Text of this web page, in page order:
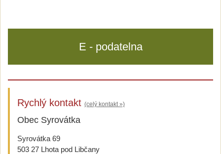
E - podatelna
Rychlý kontakt (celý kontakt »)
Obec Syrovátka
Syrovátka 69
503 27 Lhota pod Libčany